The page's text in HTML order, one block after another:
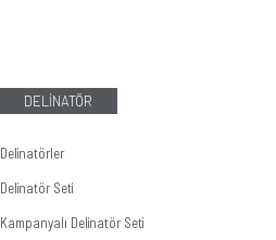
DELİNATÖR
Delinatörler
Delinatör Seti
Kampanyalı Delinatör Seti